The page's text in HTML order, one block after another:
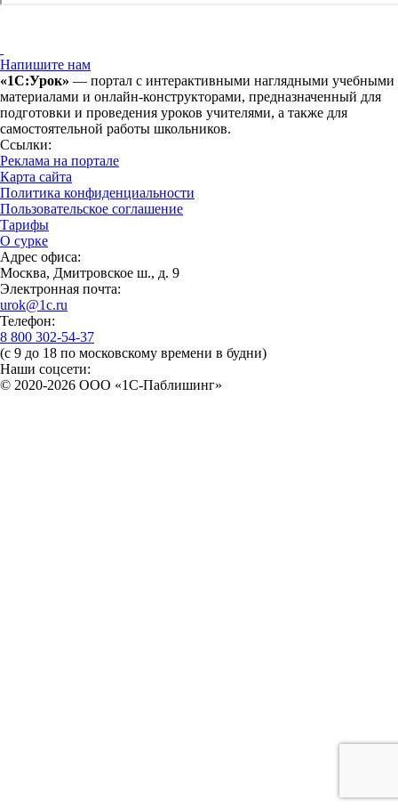
Напишите нам
«1С:Урок» — портал с интерактивными наглядными учебными
материалами и онлайн-конструкторами, предназначенный для
подготовки и проведения уроков учителями, а также для
самостоятельной работы школьников.
Ссылки:
Реклама на портале
Карта сайта
Политика конфиденциальности
Пользовательское соглашение
Тарифы
О сурке
Адрес офиса:
Москва, Дмитровское ш., д. 9
Электронная почта:
urok@1c.ru
Телефон:
8 800 302-54-37
(с 9 до 18 по московскому времени в будни)
Наши соцсети:
© 2020-2026 OOO «1С-Паблишинг»